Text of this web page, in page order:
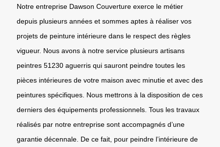
Notre entreprise Dawson Couverture exerce le métier
depuis plusieurs années et sommes aptes à réaliser vos
projets de peinture intérieure dans le respect des règles
vigueur. Nous avons à notre service plusieurs artisans
peintres 51230 aguerris qui sauront peindre toutes les
pièces intérieures de votre maison avec minutie et avec des
peintures spécifiques. Nous mettrons à la disposition de ces
derniers des équipements professionnels. Tous les travaux
réalisés par notre entreprise sont accompagnés d’une
garantie décennale. De ce fait, pour peindre l’intérieure de